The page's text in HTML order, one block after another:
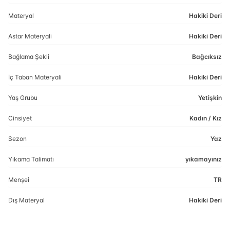
Materyal Hakiki Deri
Astar Materyali Hakiki Deri
Bağlama Şekli Bağcıksız
İç Taban Materyali Hakiki Deri
Yaş Grubu Yetişkin
Cinsiyet Kadın / Kız
Sezon Yaz
Yıkama Talimatı yıkamayınız
Menşei TR
Dış Materyal Hakiki Deri